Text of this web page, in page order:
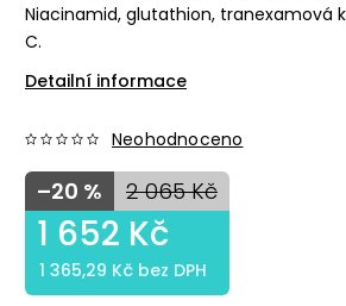
Niacinamid, glutathion, tranexamová
C.
Detailní informace
Neohodnoceno
2 065 Kč
–20 %
1 652 Kč
1 365,29 Kč bez DPH